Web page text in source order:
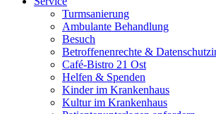
Turmsanierung
Ambulante Behandlung
Besuch
Betroffenenrechte &
Café-Bistro 21 Ost
Helfen & Spenden
Kinder im Krankenhaus
Kultur im Krankenhaus